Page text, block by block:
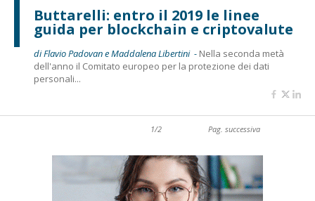
Buttarelli: entro il 2019 le linee
guida per blockchain e criptovalute
di Flavio Padovan e Maddalena Libertini - Nella seconda metà
dell'anno il Comitato europeo per la protezione dei dati
personali...
1/2 Pag. successiva